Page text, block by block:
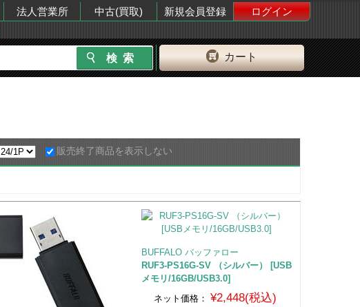
法人営業所 中古(買取) 新規会員登録
ログイン
カート
販売終了商品を表示しない
BUFFALO バッファロー
RUF3-PS16G-SV （シルバー） [USB
メモリ/16GB/USB3.0]
ネット価格：
¥2,448(税込)